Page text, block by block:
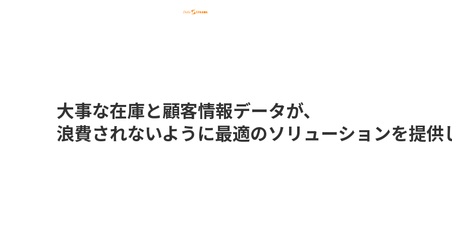
大事な在庫と顧客情報データが、
浪費されないように最適のソリューションを提供